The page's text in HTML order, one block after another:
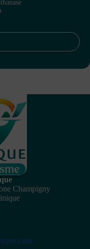
Champigny